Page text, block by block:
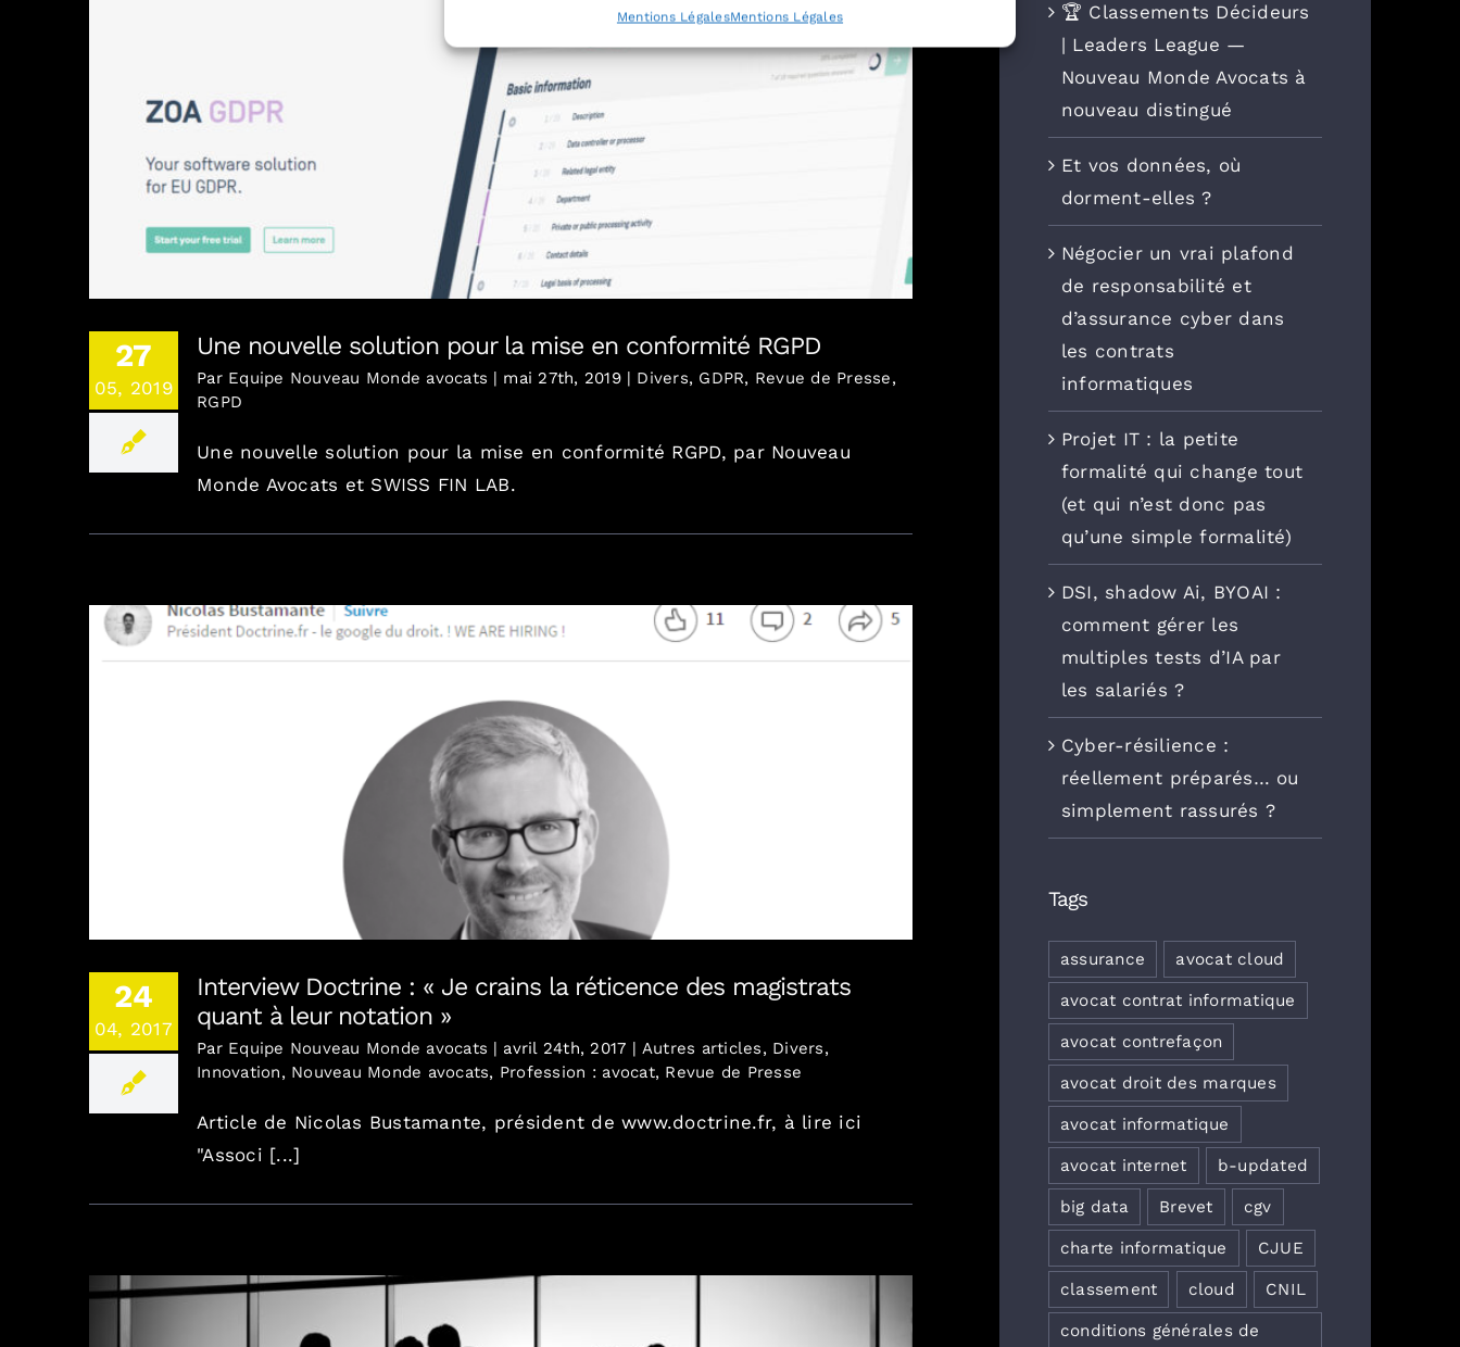
Mentions LégalesMentions Légales
Une nouvelle solution pour la mise en conformité RGPD
27
05, 2019
Une nouvelle solution pour la mise en conformité RGPD
Par Equipe Nouveau Monde avocats mai 27th, 2019 Divers, GDPR, Revue de Presse,
RGPD
Une nouvelle solution pour la mise en conformité RGPD, par Nouveau
Monde Avocats et SWISS FIN LAB.
Interview Doctrine : « Je crains la réticence des magistrats quant à leur notation »
24
04, 2017
Interview Doctrine : « Je crains la réticence des magistrats
quant à leur notation »
Par Equipe Nouveau Monde avocats avril 24th, 2017 Autres articles, Divers,
Innovation, Nouveau Monde avocats, Profession : avocat, Revue de Presse
Article de Nicolas Bustamante, président de www.doctrine.fr, à lire ici
"Associ [...]
🏆 Classements Décideurs
| Leaders League —
Nouveau Monde Avocats à
nouveau distingué
Et vos données, où
dorment-elles ?
Négocier un vrai plafond
de responsabilité et
d’assurance cyber dans
les contrats
informatiques
Projet IT : la petite
formalité qui change tout
(et qui n’est donc pas
qu’une simple formalité)
DSI, shadow Ai, BYOAI :
comment gérer les
multiples tests d’IA par
les salariés ?
Cyber-résilience :
réellement préparés… ou
simplement rassurés ?
Tags
assurance avocat cloud
avocat contrat informatique
avocat contrefaçon
avocat droit des marques
avocat informatique
avocat internet b-updated
big data Brevet cgv
charte informatique CJUE
classement cloud CNIL
conditions générales de